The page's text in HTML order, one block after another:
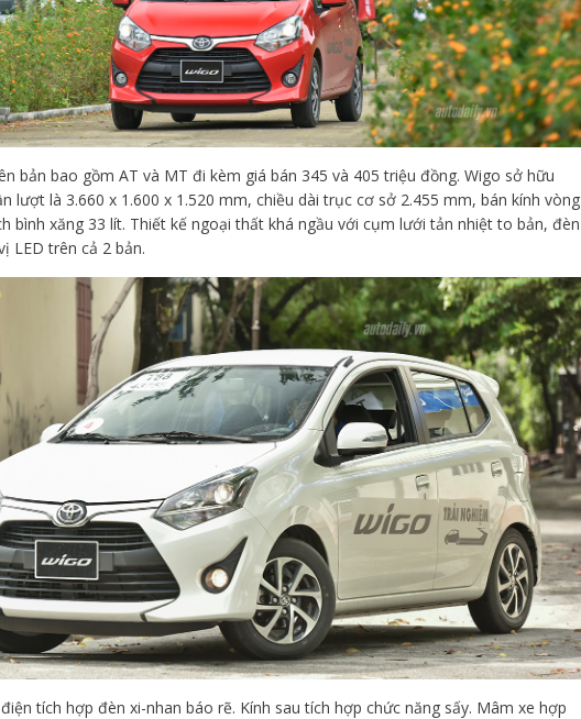
bản bao gồm AT và MT đi kèm giá bán 345 và 405 triệu đồng. Wigo sở hữu
lượt là 3.660 x 1.600 x 1.520 mm, chiều dài trục cơ sở 2.455 mm, bán kính vòng
bình xăng 33 lít. Thiết kế ngoại thất khá ngầu với cụm lưới tản nhiệt to bản, đèn
LED trên cả 2 bản.
tích hợp đèn xi-nhan báo rẽ. Kính sau tích hợp chức năng sấy. Mâm xe hợp